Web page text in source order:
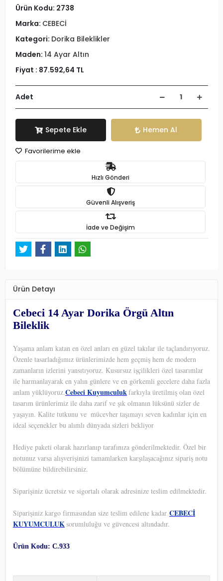
Ürün Kodu: 2738
Marka: CEBECİ
Kategori: Dorika Bileklikler
Maden: 14 Ayar Altın
Fiyat : 87.592,64 TL
Adet
Sepete Ekle Hemen Al
Favorilerime ekle
Hızlı Gönderi
Güvenli Alışveriş
İade ve Değişim
Ürün Detayı
Cebeci 14 Ayar Dorika Örgü Altın
Bileklik
Yaşama anlam katan en özel anları en güzel takılar ile taçlandırıyoruz.
Özenle tasarladığımız ürünlerimizde hem geçmiş hem de modern
zamanların izlerini yansıtıyoruz. Kusursuz işçilikleri özel tasarımlar
ile harmanlayarak en yalın günlere ve en görkemli gecelere daha fazla
anlam yüklüyoruz.Cebeci Kuyumculukfarkıyla üretilmiş olan özel
tasarım ürünlerimiz ile daha zarif ve şık olmanın lüksünü sizler de
yaşayın. Kalite tutkunu ve mücevher taşımayı seven kadınlar için en
ideal seçenekler bu alımlı dünyada sizleri bekliyor
Hediye paketi olarak hazırlanıp tarafınıza gönderilmektedir. Özel bir
notunuz varsa alışverişinizi tamamlarken karşılaşacağınız sipariş notu
bölümüne bildirebilirsiniz.
Siparişiniz ücretsiz ve sigortalı olarak adresinize teslim edilmektedir.
Siparişiniz kargo firmasından size teslim edilene kadar CEBECİ
KUYUMCULUKsorumluluğu ve güvencesi altındadır.
Ürün Kodu: C.933